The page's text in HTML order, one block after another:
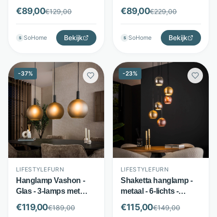
ringen - Zwart -
LifestyleFurn
€89,00€129,00
S SoHome Bekijk
kappen 4-lichts - Zwart
- LifestyleFurn
€89,00€229,00
S SoHome Bekijk
-37%
LIFESTYLEFURN
Hanglamp Vashon -
Glas - 3-lamps met
gezandstraalde
kappen - Grijs -
€119,00€189,00
-23%
LIFESTYLEFURN
Shaketta hanglamp -
metaal - 6-lichts -
metaal mix -
LifestyleFurn
€115,00€149,00